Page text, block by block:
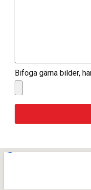
Bifoga gärna bilder,